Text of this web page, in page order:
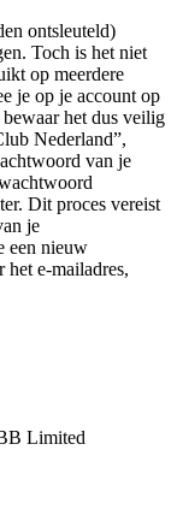
ontsleuteld)
Toch is het niet
op meerdere
je op je account op
het dus veilig
Nederland”,
van je
Dit proces vereist
je
een nieuw
het e-mailadres,
Limited